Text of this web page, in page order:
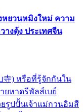
งหยวนหมิงใหม่ ความ
งตุ้ง ประเทศจีน
寺) หรือที่รู้จักกันใน
ยหาดรีพัลส์เบย์
ยรูปปั้นเจ้าแม่กวนอิมสี